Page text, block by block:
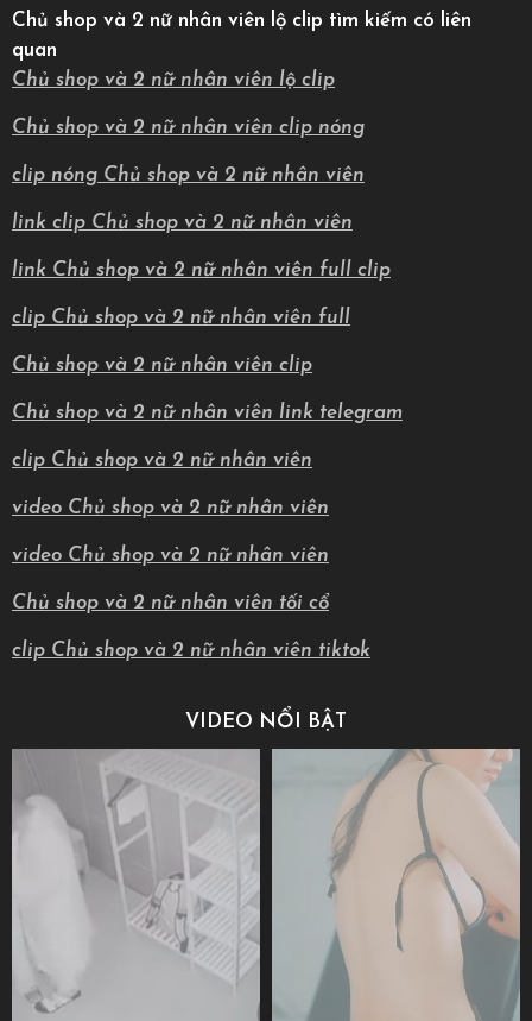
Chủ shop và 2 nữ nhân viên lộ clip tìm kiếm có liên
quan
Chủ shop và 2 nữ nhân viên lộ clip
Chủ shop và 2 nữ nhân viên clip nóng
clip nóng Chủ shop và 2 nữ nhân viên
link clip Chủ shop và 2 nữ nhân viên
link Chủ shop và 2 nữ nhân viên full clip
clip Chủ shop và 2 nữ nhân viên full
Chủ shop và 2 nữ nhân viên clip
Chủ shop và 2 nữ nhân viên link telegram
clip Chủ shop và 2 nữ nhân viên
video Chủ shop và 2 nữ nhân viên
video Chủ shop và 2 nữ nhân viên
Chủ shop và 2 nữ nhân viên tối cổ
clip Chủ shop và 2 nữ nhân viên tiktok
VIDEO NỔI BẬT